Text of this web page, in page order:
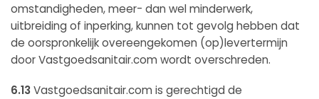
omstandigheden, meer- dan wel minderwerk,
uitbreiding of inperking, kunnen tot gevolg hebben dat
de oorspronkelijk overeengekomen (op)levertermijn
door Vastgoedsanitair.com wordt overschreden.
6.13Vastgoedsanitair.com is gerechtigd de